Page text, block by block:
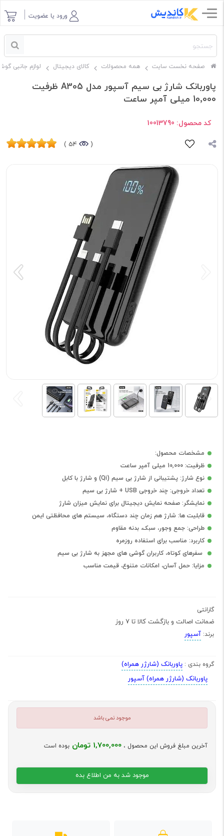
ورود یا عضویت
صفحه نخست سایت همه محصولات کالای دیجیتال لوازم جانبی
پاوربانک شارژ بی سیم آسپور مدل A305 ظرفیت
10٬000 میلی آمپر ساعت
کد محصول: 10013790
(
54 )
مشخصات محصول:
ظرفیت: 10٬000 میلی آمپر ساعت
نوع شارژ: پشتیبانی از شارژ بی سیم (Qi) و شارژ با کابل
تعداد خروجی: چند خروجی USB + شارژ بی سیم
نمایشگر: صفحه نمایش دیجیتال برای نمایش میزان شارژ
قابلیت ها: شارژ هم زمان چند دستگاه، سیستم های محافظتی ایمن
طراحی: جمع وجور، سبک، بدنه مقاوم
کاربرد: مناسب برای استفاده روزمره
سفرهای کوتاه، کاربران گوشی های مجهز به شارژ بی سیم
مزایا: حمل آسان، امکانات متنوع، قیمت مناسب
گارانتی
ضمانت اصالت و بازگشت کالا تا 7 روز
برند: آسپور
گروه بندی : پاوربانک (شارژر همراه)
پاوربانک (شارژر همراه) آسپور
موجود نمی باشد
آخرین مبلغ فروش این محصول ، 1,700,000 تومان بوده است
موجود شد به من اطلاع بده